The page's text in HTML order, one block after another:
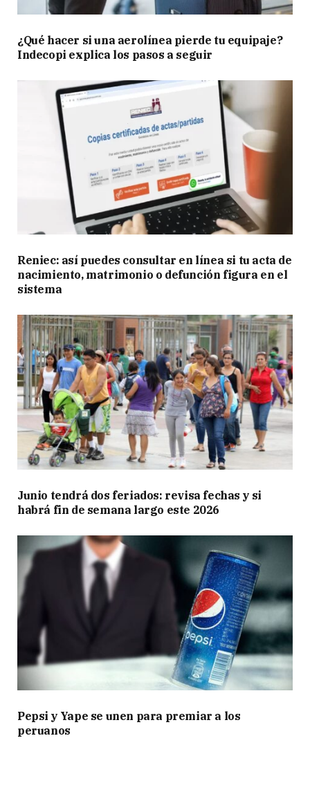
¿Qué hacer si una aerolínea pierde tu equipaje?
Indecopi explica los pasos a seguir
Reniec: así puedes consultar en línea si tu acta de
nacimiento, matrimonio o defunción figura en el
sistema
Junio tendrá dos feriados: revisa fechas y si
habrá fin de semana largo este 2026
Pepsi y Yape se unen para premiar a los
peruanos